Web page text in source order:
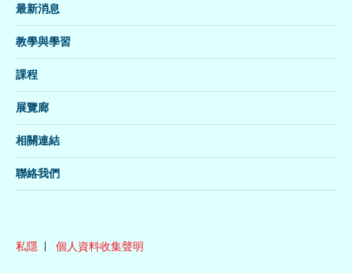
最新消息
教學與學習
課程
展覽廊
相關連結
聯絡我們
私隱 個人資料收集聲明